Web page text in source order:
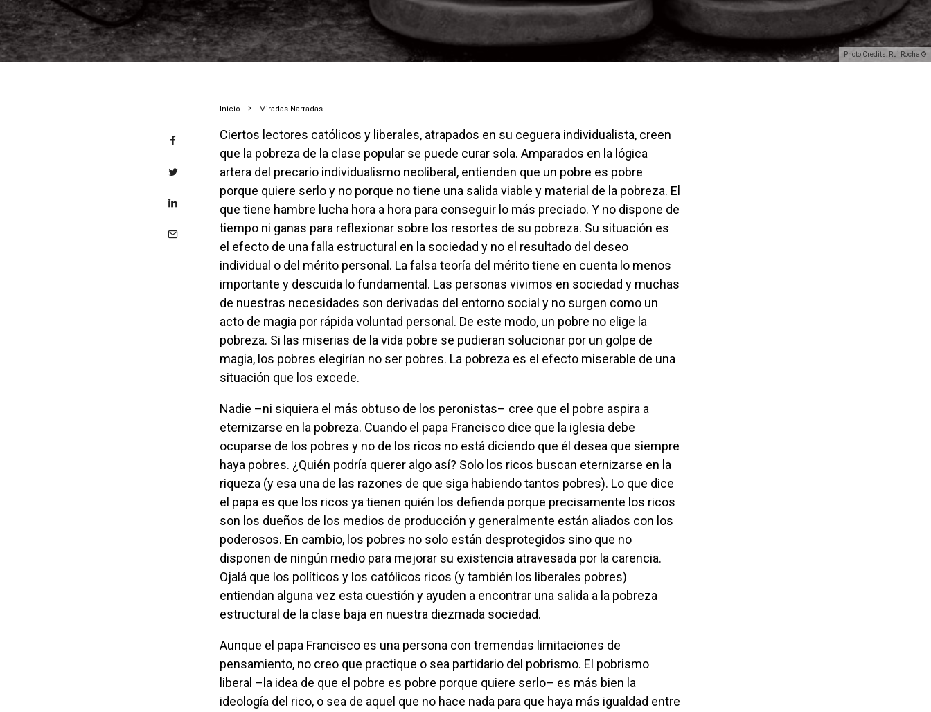
Photo Credits: Rui Rocha ©
Inicio Miradas Narradas
Ciertos lectores católicos y liberales, atrapados en su ceguera individualista, creen
que la pobreza de la clase popular se puede curar sola. Amparados en la lógica
artera del precario individualismo neoliberal, entienden que un pobre es pobre
porque quiere serlo y no porque no tiene una salida viable y material de la pobreza. El
que tiene hambre lucha hora a hora para conseguir lo más preciado. Y no dispone de
tiempo ni ganas para reflexionar sobre los resortes de su pobreza. Su situación es
el efecto de una falla estructural en la sociedad y no el resultado del deseo
individual o del mérito personal. La falsa teoría del mérito tiene en cuenta lo menos
importante y descuida lo fundamental. Las personas vivimos en sociedad y muchas
de nuestras necesidades son derivadas del entorno social y no surgen como un
acto de magia por rápida voluntad personal. De este modo, un pobre no elige la
pobreza. Si las miserias de la vida pobre se pudieran solucionar por un golpe de
magia, los pobres elegirían no ser pobres. La pobreza es el efecto miserable de una
situación que los excede.
Nadie –ni siquiera el más obtuso de los peronistas– cree que el pobre aspira a
eternizarse en la pobreza. Cuando el papa Francisco dice que la iglesia debe
ocuparse de los pobres y no de los ricos no está diciendo que él desea que siempre
haya pobres. ¿Quién podría querer algo así? Solo los ricos buscan eternizarse en la
riqueza (y esa una de las razones de que siga habiendo tantos pobres). Lo que dice
el papa es que los ricos ya tienen quién los defienda porque precisamente los ricos
son los dueños de los medios de producción y generalmente están aliados con los
poderosos. En cambio, los pobres no solo están desprotegidos sino que no
disponen de ningún medio para mejorar su existencia atravesada por la carencia.
Ojalá que los políticos y los católicos ricos (y también los liberales pobres)
entiendan alguna vez esta cuestión y ayuden a encontrar una salida a la pobreza
estructural de la clase baja en nuestra diezmada sociedad.
Aunque el papa Francisco es una persona con tremendas limitaciones de
pensamiento, no creo que practique o sea partidario del pobrismo. El pobrismo
liberal –la idea de que el pobre es pobre porque quiere serlo– es más bien la
ideología del rico, o sea de aquel que no hace nada para que haya más igualdad entre